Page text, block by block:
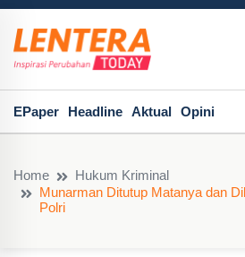
EPaper Headline Aktual Opini
Home
Hukum Kriminal
Munarman Ditutup Matanya dan
Polri